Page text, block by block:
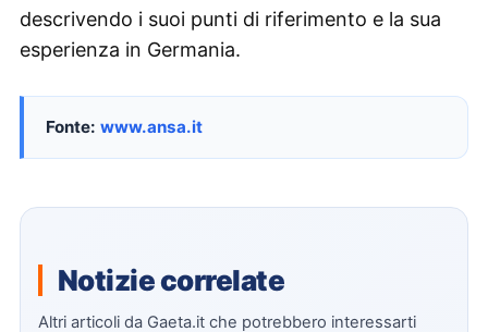
descrivendo i suoi punti di riferimento e la sua
esperienza in Germania.
Fonte: www.ansa.it
Notizie correlate
Altri articoli da Gaeta.it che potrebbero interessarti